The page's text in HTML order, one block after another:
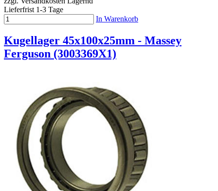
Lieferfrist 1-3 Tage
In Warenkorb
Kugellager 45x100x25mm - Massey
Ferguson (3003369X1)